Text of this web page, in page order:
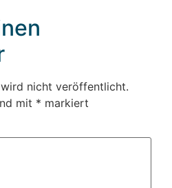
nicht veröffentlicht.
mit * markiert